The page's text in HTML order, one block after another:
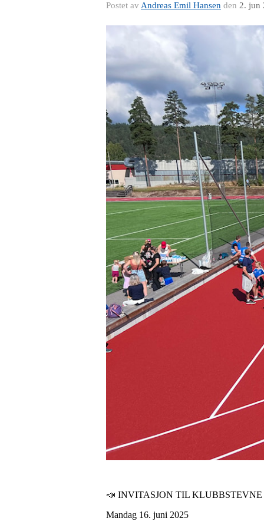
Postet av Andreas Emil Hansen den 2. jun
📣 INVITASJON TIL KLUBBSTEVNE
Mandag 16. juni 2025